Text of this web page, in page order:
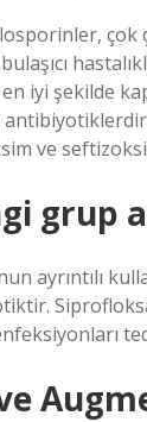
iyi şekilde
ve
grup
ayrıntılı